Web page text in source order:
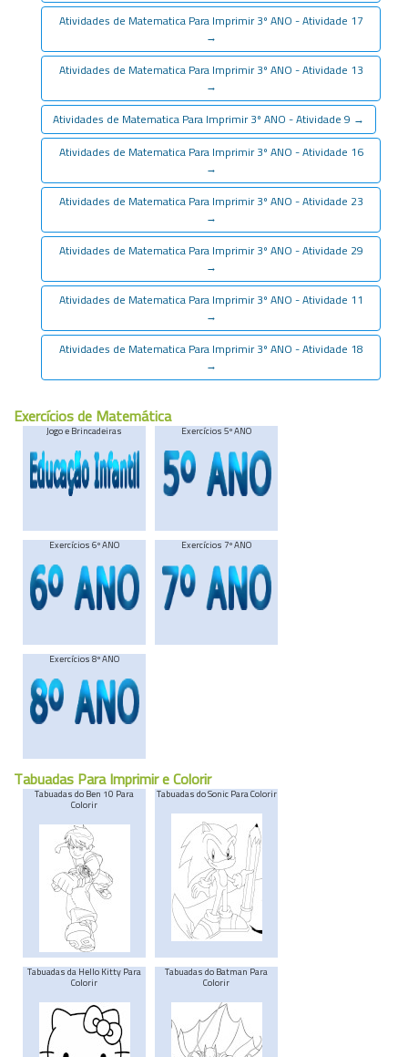
Atividades de Matematica Para Imprimir 3º ANO - Atividade 17
→
Atividades de Matematica Para Imprimir 3º ANO - Atividade 13
→
Atividades de Matematica Para Imprimir 3º ANO - Atividade 9 →
Atividades de Matematica Para Imprimir 3º ANO - Atividade 16
→
Atividades de Matematica Para Imprimir 3º ANO - Atividade 23
→
Atividades de Matematica Para Imprimir 3º ANO - Atividade 29
→
Atividades de Matematica Para Imprimir 3º ANO - Atividade 11
→
Atividades de Matematica Para Imprimir 3º ANO - Atividade 18
→
Exercícios de Matemática
Jogo e Brincadeiras Exercícios 5º ANO
Exercícios 6º ANO Exercícios 7º ANO
Exercícios 8º ANO
Tabuadas Para Imprimir e Colorir
Tabuadas do Ben 10 Para
Colorir
Tabuadas do Sonic Para Colorir
Tabuadas da Hello Kitty Para
Colorir
Tabuadas do Batman Para
Colorir